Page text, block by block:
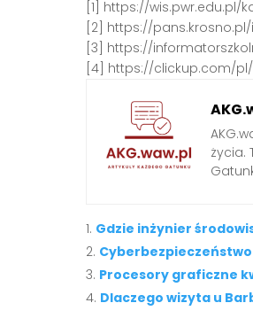
[1] https://
[2] https://
[3] https://
[4] https://clickup.com/
życia.
Gdzie inżynier
Procesory graficzne
Dlaczego wizyta u